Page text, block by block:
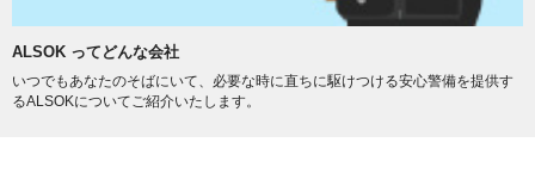
ALSOK ってどんな会社
いつでもあなたのそばにいて、必要な時に直ちに駆けつける安心警備を提供す
るALSOKについてご紹介いたします。